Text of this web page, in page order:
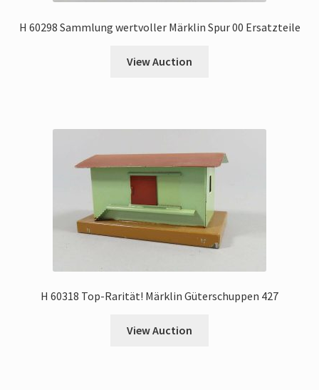
H 60298 Sammlung wertvoller Märklin Spur 00 Ersatzteile
View Auction
H 60318 Top-Rarität! Märklin Güterschuppen 427
View Auction